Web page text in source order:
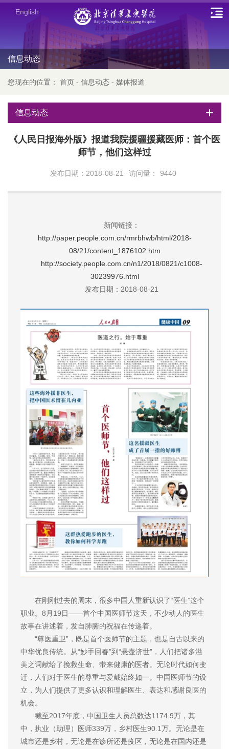
English
信息动态
您现在的位置： 首页 - 信息动态 - 媒体报道
信息动态
《人民日报海外版》报道我院援疆援藏医师：首个医
师节，他们这样过
发布日期：2018-08-21 访问量： 9440
新闻链接：
http://paper.people.com.cn/rmrbhwb/html/2018-
08/21/content_1876102.htm
http://society.people.com.cn/n1/2018/0821/c1008-
30239976.html
发布日期：2018-08-21
在刚刚过去的周末，很多中国人重新认识了“医生”这个
职业。8月19日——首个中国医师节这天，不少动人的医生
故事在讲述着，发自肺腑的祝福在传递着。
“尊医重卫”，既是首个医师节的主题，也是自古以来的
中华优良传统。从“妙手回春”到“悬壶济世”，人们把诸多溢
美之词献给了挽救生命、带来健康的医者。无论时代如何变
迁，人们对于医生的尊重与爱戴始终如一。中国医师节的设
立，为人们提供了更多认识和理解医生、表达和感谢良医的
机会。
截至2017年底，中国卫生人员总数达1174.9万，其
中，执业（助理）医师339万，乡村医生90.1万。无论是在
城市还是乡村，无论是在诊所还是疫区，无论是在国内还是